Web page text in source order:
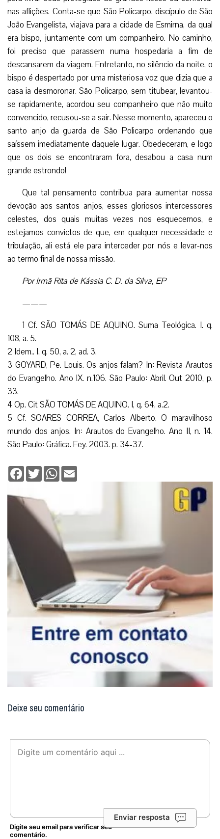
nas aflições. Conta-se que São Policarpo, discípulo de São
João Evangelista, viajava para a cidade de Esmirna, da qual
era bispo, juntamente com um companheiro. No caminho,
foi preciso que parassem numa hospedaria a fim de
descansarem da viagem. Entretanto, no silêncio da noite, o
bispo é despertado por uma misteriosa voz que dizia que a
casa ia desmoronar. São Policarpo, sem titubear, levantou-
se rapidamente, acordou seu companheiro que não muito
convencido, recusou-se a sair. Nesse momento, apareceu o
santo anjo da guarda de São Policarpo ordenando que
saíssem imediatamente daquele lugar. Obedeceram, e logo
que os dois se encontraram fora, desabou a casa num
grande estrondo!
Que tal pensamento contribua para aumentar nossa
devoção aos santos anjos, esses gloriosos intercessores
celestes, dos quais muitas vezes nos esquecemos, e
estejamos convictos de que, em qualquer necessidade e
tribulação, ali está ele para interceder por nós e levar-nos
ao termo final de nossa missão.
Por Irmã Rita de Kássia C. D. da Silva, EP
———
1 Cf. SÃO TOMÁS DE AQUINO. Suma Teológica. I. q.
108, a. 5.
2 Idem.. I, q. 50, a. 2, ad. 3.
3 GOYARD, Pe. Louis. Os anjos falam? In: Revista Arautos
do Evangelho. Ano IX. n.106. São Paulo: Abril. Out 2010, p.
33.
4 Op. Cit SÃO TOMÁS DE AQUINO. I, q. 64, a.2.
5 Cf. SOARES CORREA, Carlos Alberto. O maravilhoso
mundo dos anjos. In: Arautos do Evangelho. Ano II, n. 14.
São Paulo: Gráfica. Fey. 2003. p. 34-37.
Facebook
TwitterWhatsApp
Deixe seu comentário
Enviar resposta
Digite seu email para verificar seu
comentário.